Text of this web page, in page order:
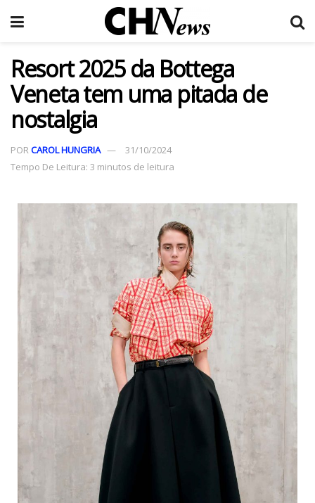
Resort 2025 da Bottega
Veneta tem uma pitada de
nostalgia
PORCAROL HUNGRIA
31/10/2024
Tempo De Leitura: 3 minutos de leitura